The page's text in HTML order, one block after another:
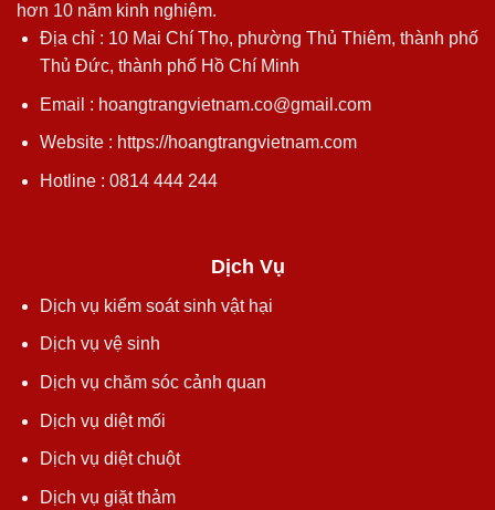
hơn 10 năm kinh nghiệm.
Địa chỉ : 10 Mai Chí Thọ, phường Thủ Thiêm, thành phố
Thủ Đức, thành phố Hồ Chí Minh
Email : hoangtrangvietnam.co@gmail.com
Website : https://hoangtrangvietnam.com
Hotline : 0814 444 244
Dịch Vụ
Dịch vụ kiểm soát sinh vật hại
Dịch vụ vệ sinh
Dịch vụ chăm sóc cảnh quan
Dịch vụ diệt mối
Dịch vụ diệt chuột
Dịch vụ giặt thảm